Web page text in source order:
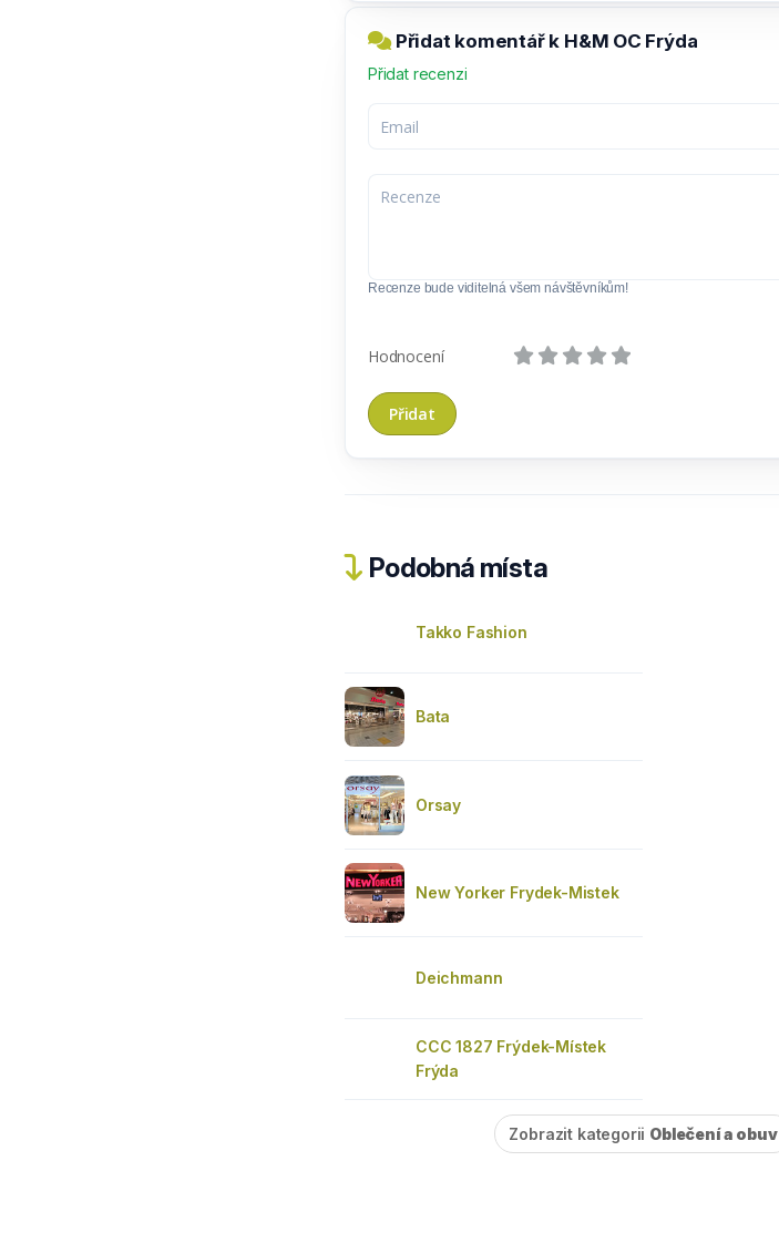
Přidat komentář k H&M OC Frýda
Přidat recenzi
Recenze bude viditelná všem návštěvníkům!
Hodnocení
Podobná místa
Takko Fashion
Bata
Orsay
New Yorker Frydek-Mistek
Deichmann
CCC 1827 Frýdek-Místek
Frýda
Zobrazit kategorii Oblečení a obuv